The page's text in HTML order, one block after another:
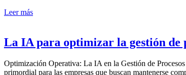
Leer más
La IA para optimizar la gestión de
Optimización Operativa: La IA en la Gestión de
primordial para las empresas que buscan mantenerse